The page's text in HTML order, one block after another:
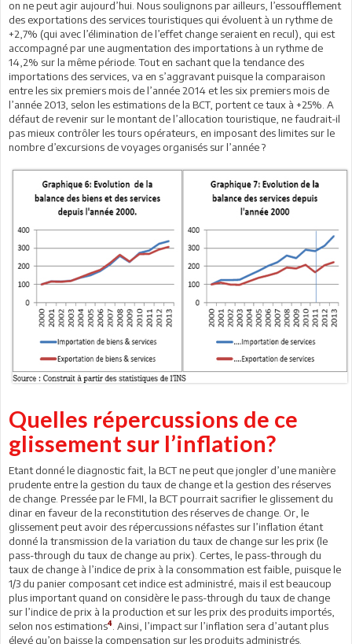
on ne peut agir aujourd’hui. Nous soulignons par ailleurs, l’essoufflement
des exportations des services touristiques qui évoluent à un rythme de
+2,7% (qui avec l’élimination de l’effet change seraient en recul), qui est
accompagné par une augmentation des importations à un rythme de
14,2% sur la même période. Tout en sachant que la tendance des
importations des services, va en s’aggravant puisque la comparaison
entre les six premiers mois de l’année 2014 et les six premiers mois de
l’année 2013, selon les estimations de la BCT, portent ce taux à +25%. A
défaut de revenir sur le montant de l’allocation touristique, ne faudrait-il
pas mieux contrôler les tours opérateurs, en imposant des limites sur le
nombre d’excursions de voyages organisés sur l’année ?
Quelles répercussions de ce
glissement sur l’inflation?
Etant donné le diagnostic fait, la BCT ne peut que jongler d’une manière
prudente entre la gestion du taux de change et la gestion des réserves
de change. Pressée par le FMI, la BCT pourrait sacrifier le glissement du
dinar en faveur de la reconstitution des réserves de change. Or, le
glissement peut avoir des répercussions néfastes sur l’inflation étant
donné la transmission de la variation du taux de change sur les prix (le
pass-through du taux de change au prix). Certes, le pass-through du
taux de change à l’indice de prix à la consommation est faible, puisque le
1/3 du panier composant cet indice est administré, mais il est beaucoup
plus important quand on considère le pass-through du taux de change
sur l’indice de prix à la production et sur les prix des produits importés,
selon nos estimations4 . Ainsi, l’impact sur l’inflation sera d’autant plus
élevé qu’on baisse la compensation sur les produits administrés.